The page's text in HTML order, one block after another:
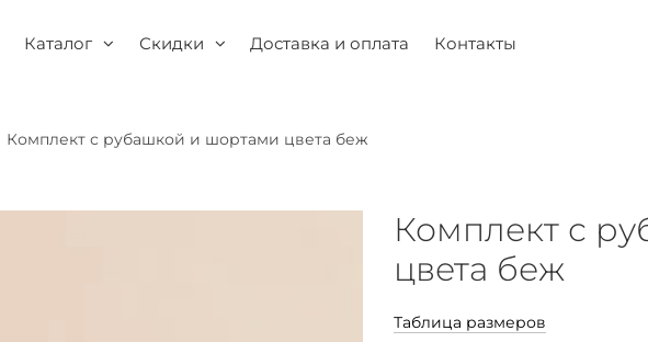
Каталог Скидки Доставка и оплата Контакты
Комплект с рубашкой и шортами цвета беж
Комплект с
цвета беж
Таблица размеров